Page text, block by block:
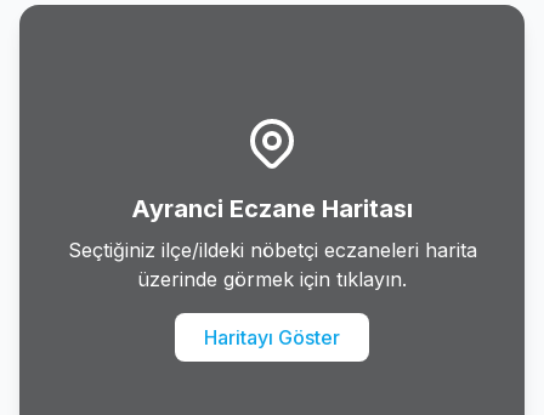
Ayranci Eczane Haritası
Seçtiğiniz ilçe/ildeki nöbetçi eczaneleri harita
üzerinde görmek için tıklayın.
Haritayı Göster